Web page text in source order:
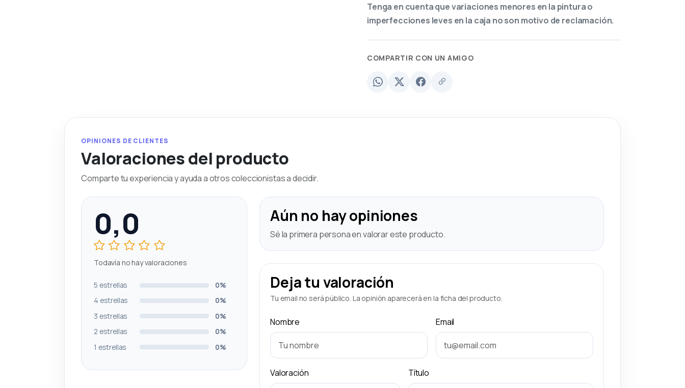
Tenga en cuenta que variaciones menores en la pintura o
imperfecciones leves en la caja no son motivo de reclamación.
COMPARTIR CON UN AMIGO
OPINIONES DE CLIENTES
Valoraciones del producto
Comparte tu experiencia y ayuda a otros coleccionistas a decidir.
0,0
Todavía no hay valoraciones
5 estrellas
0%
4 estrellas
0%
3 estrellas
0%
2 estrellas
0%
1 estrellas
0%
Aún no hay opiniones
Sé la primera persona en valorar este producto.
Deja tu valoración
Tu email no será público. La opinión aparecerá en la ficha del producto.
Nombre Email
Valoración Título